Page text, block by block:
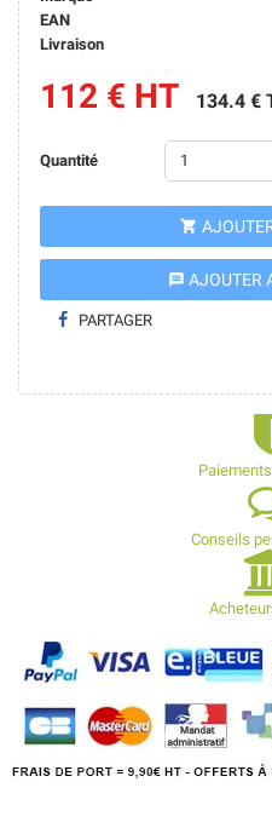
EAN
Livraison
112 € HT 134.4 €
Quantité

message AJOUTER
PARTAGER
Conseils